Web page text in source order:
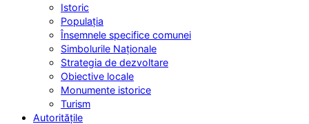
Istoric
Populația
Însemnele specifice comunei
Simbolurile Naționale
Strategia de dezvoltare
Obiective locale
Monumente istorice
Turism
Autoritățile